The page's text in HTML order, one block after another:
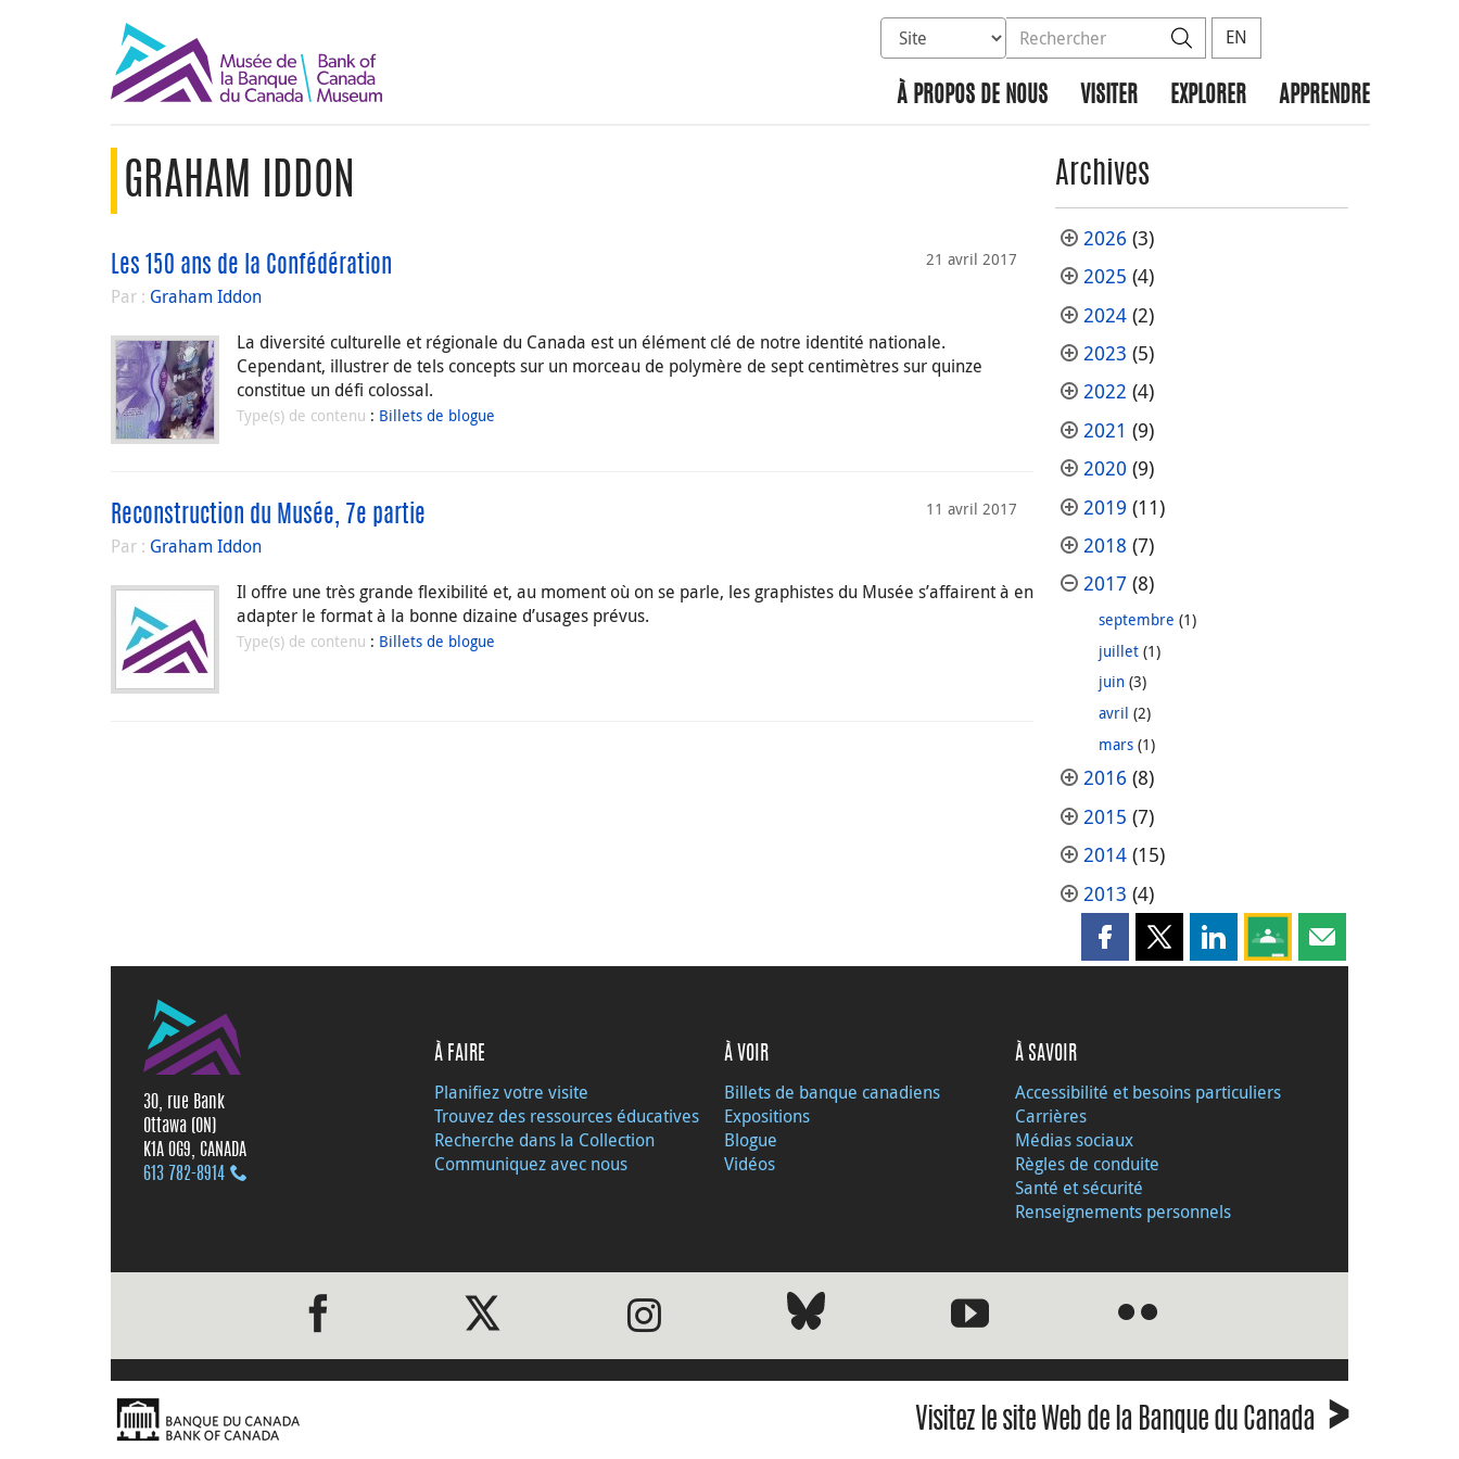
Sélectionnez la base de données à rechercher
Rechercher dans le site Rechercher
EN
À PROPOS DE NOUS VISITER EXPLORER APPRENDRE
GRAHAM IDDON
21 avril 2017
Les 150 ans de la Confédération
Par : Graham Iddon
La diversité culturelle et régionale du Canada est un élément clé de notre identité nationale.
Cependant, illustrer de tels concepts sur un morceau de polymère de sept centimètres sur quinze
constitue un défi colossal.
Type(s) de contenu : Billets de blogue
11 avril 2017
Reconstruction du Musée, 7e partie
Par : Graham Iddon
Il offre une très grande flexibilité et, au moment où on se parle, les graphistes du Musée s’affairent à en
adapter le format à la bonne dizaine d’usages prévus.
Type(s) de contenu : Billets de blogue
Archives
2026 (3)
2025 (4)
2024(2)
2023 (5)
2022 (4)
2021 (9)
2020 (9)
2019 (11)
2018 (7)
2017 (8)
septembre (1)
juillet(1)
juin(3)
avril (2)
mars(1)
2016 (8)
2015 (7)
2014(15)
2013 (4)
Partager cette page sur Facebook
Partager cette page sur X
Partager cette page sur
Partagez cette page sur
Partager cette
30, rue Bank
Ottawa (ON)
K1A 0G9, CANADA
613 782‑8914
À FAIRE
Planifiez votre visite
Trouvez des ressources éducatives
Recherche dans la Collection
Communiquez avec nous
À VOIR
Billets de banque canadiens
Expositions
Blogue
Vidéos
À SAVOIR
Accessibilité et besoins particuliers
Carrières
Médias sociaux
Règles de conduite
Santé et sécurité
Renseignements personnels
●●
Visitez le site Web de la Banque du Canada ›